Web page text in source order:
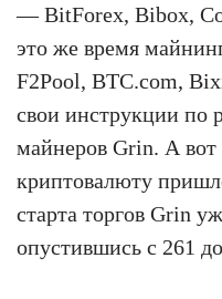
— BitForex, Bibox,
это же время
F2Pool, BTC.com,
свои инструкции по
майнеров Grin. А вот
криптовалюту
старта торгов Grin
опустившись с 261